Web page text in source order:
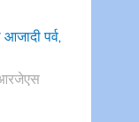
पर्व,
आरजेएस